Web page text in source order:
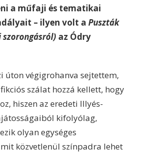
a műfaji és tematikai
– ilyen volt a Puszták
az Ódry
úton végigrohanva sejtettem,
szálat hozzá kellett, hogy
hiszen az eredeti Illyés-
kifolyólag,
olyan egységes
közvetlenül színpadra lehet